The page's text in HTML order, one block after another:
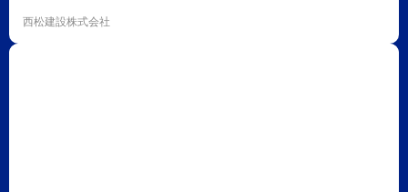
西松建設株式会社